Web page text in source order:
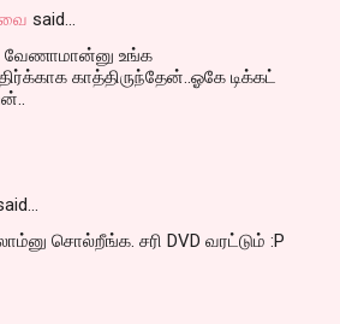
said…
வேணாமான்னு உங்க
காத்திருந்தேன்..ஓகே டிக்கட்
சொல்றீங்க. சரி DVD வரட்டும் :P